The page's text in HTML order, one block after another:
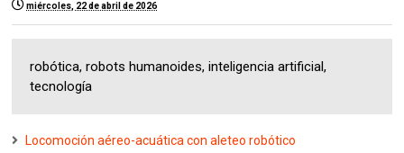
miércoles, 22 de abril de 2026
robótica, robots humanoides, inteligencia artificial,
tecnología
Locomoción aéreo-acuática con aleteo robótico